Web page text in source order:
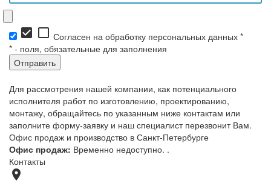
check_box check_box_outline_blank Согласен на обработку персональных данных *
* - поля, обязательные для заполнения
Для рассмотрения нашей компании, как потенциального
исполнителя работ по изготовлению, проектированию,
монтажу, обращайтесь по указанным ниже контактам или
заполните форму-заявку и наш специалист перезвонит Вам.
Офис продаж и производство в Санкт-Петербурге
Офис продаж: Временно недоступно. .
Контакты
place